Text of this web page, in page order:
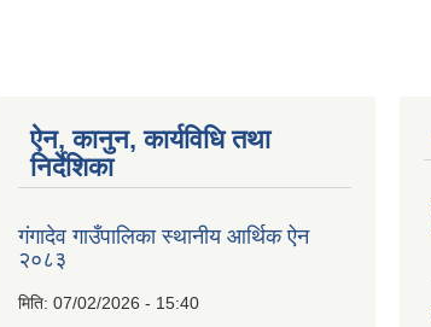
ऐन, कानुन, कार्यविधि तथा
निर्देशिका
गंगादेव गाउँपालिका स्थानीय आर्थिक ऐन
२०८३
मिति: 07/02/2026 - 15:40